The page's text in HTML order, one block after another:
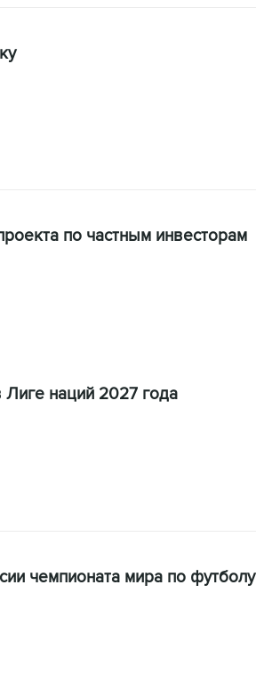
по частным инвесторам
Лиге наций 2027 года
чемпионата мира по футболу